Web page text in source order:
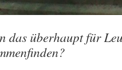
das überhaupt für